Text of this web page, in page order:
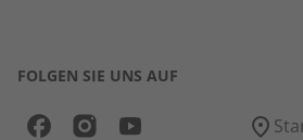
FOLGEN SIE UNS AUF